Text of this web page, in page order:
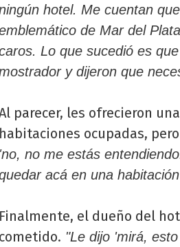
hotel. Me cuentan
de Mar del
Lo que sucedió es
y dijeron que
parecer, les ofrecieron
habitaciones ocupadas,
'no, no me estás
acá en una
Finalmente, el dueño del
cometido. "Le dijo 'mirá,